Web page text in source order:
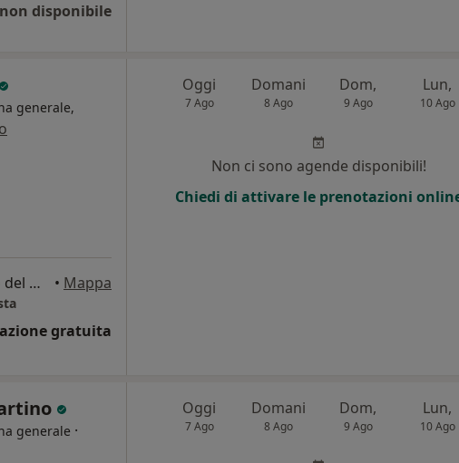
disponibile
generale,
Via Cesare Battisti, 22/28, Lonato del Garda • Mappa
gratuita
Oggi
7 Ago
Domani
8 Ago
Dom,
9 Ago
Lun,
10 Ago
Non ci sono agende disponibili!
Chiedi di attivare le prenotazioni
generale ·
Oggi
7 Ago
Domani
8 Ago
Dom,
9 Ago
Lun,
10 Ago